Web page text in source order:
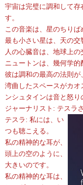
宇宙は完璧に調和して
す。
この音楽は、星のちりば
最も小さい星は、天の交
人の心臓音は、地球上の
ニュートンは、幾何学的
彼は調和の最高の法則が
湾曲したスペースがカ
ンシュタインは音と怒り
ジャーナリスト: テスラ
テスラ: 私には、い
つも聴こえる。
私の精神的な耳が、
頭上の空のように、
大きいのです。
私の精神的な耳は、